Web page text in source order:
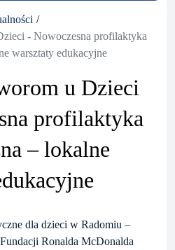
- Nowoczesna profilaktyka
warsztaty edukacyjne
u Dzieci
profilaktyka
– lokalne
dla dzieci w Radomiu –
Ronalda McDonalda